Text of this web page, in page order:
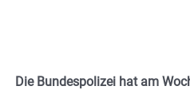
Die Bundespolizei hat am